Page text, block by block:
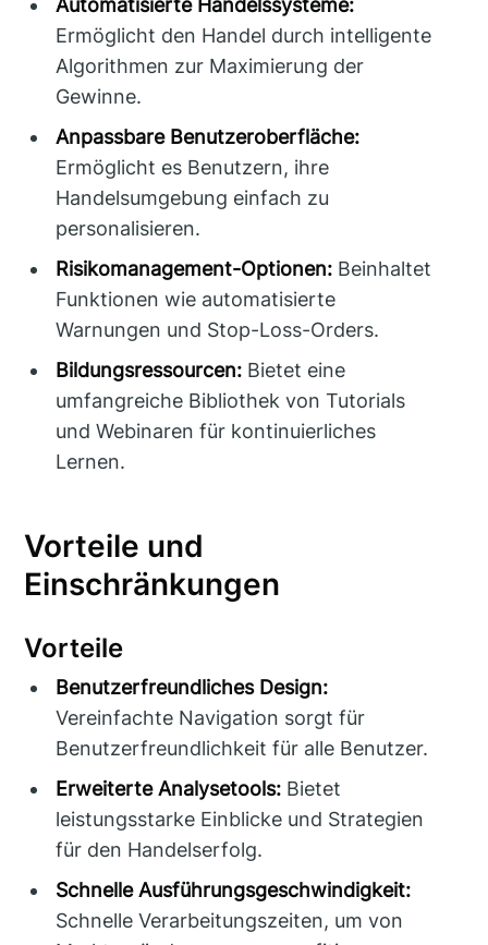
Automatisierte Handelssysteme:
Ermöglicht den Handel durch intelligente
Algorithmen zur Maximierung der
Gewinne.
Anpassbare Benutzeroberfläche:
Ermöglicht es Benutzern, ihre
Handelsumgebung einfach zu
personalisieren.
Risikomanagement-Optionen: Beinhaltet
Funktionen wie automatisierte
Warnungen und Stop-Loss-Orders.
Bildungsressourcen: Bietet eine
umfangreiche Bibliothek von Tutorials
und Webinaren für kontinuierliches
Lernen.
Vorteile und
Einschränkungen
Vorteile
Benutzerfreundliches Design:
Vereinfachte Navigation sorgt für
Benutzerfreundlichkeit für alle Benutzer.
Erweiterte Analysetools: Bietet
leistungsstarke Einblicke und Strategien
für den Handelserfolg.
Schnelle Ausführungsgeschwindigkeit:
Schnelle Verarbeitungszeiten, um von